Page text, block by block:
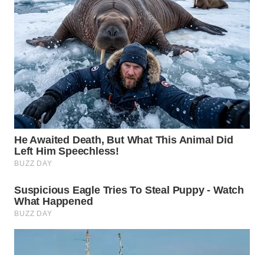
WN
MANDALIKA
WN
LIKUPANG
WN
LABUANBAJO
WN
BORNEO
Wahana
Media
Group
WAHANA